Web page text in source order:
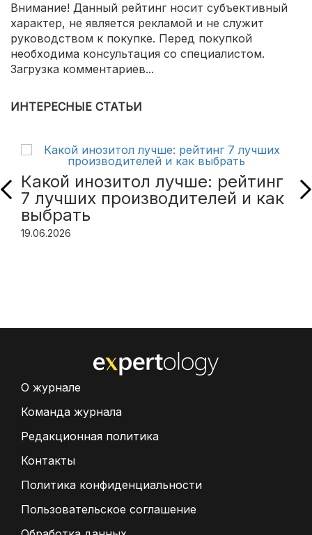
Внимание! Данный рейтинг носит субъективный
характер, не является рекламой и не служит
руководством к покупке. Перед покупкой
необходима консультация со специалистом.
Загрузка комментариев...
ИНТЕРЕСНЫЕ СТАТЬИ
Какой инозитол лучше: рейтинг
7 лучших производителей и как
выбрать
19.06.2026
О журнале
Команда журнала
Редакционная политика
Контакты
Политика конфиденциальности
Пользовательское соглашение